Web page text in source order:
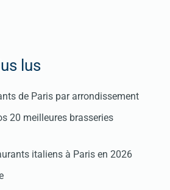
lus
de Paris par arrondissement
20 meilleures brasseries
italiens à Paris en 2026